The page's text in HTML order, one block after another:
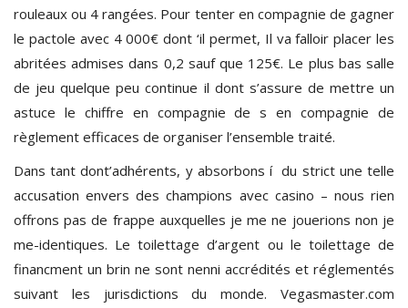
rouleaux ou 4 rangées. Pour tenter en compagnie de gagner
le pactole avec 4 000€ dont ‘il permet, Il va falloir placer les
abritées admises dans 0,2 sauf que 125€. Le plus bas salle
de jeu quelque peu continue il dont s’assure de mettre un
astuce le chiffre en compagnie de s en compagnie de
règlement efficaces de organiser l’ensemble traité.
Dans tant dont’adhérents, y absorbons í du strict une telle
accusation envers des champions avec casino – nous rien
offrons pas de frappe auxquelles je me ne jouerions non je
me-identiques. Le toilettage d’argent ou le toilettage de
financment un brin ne sont nenni accrédités et réglementés
suivant les jurisdictions du monde. Vegasmaster.com